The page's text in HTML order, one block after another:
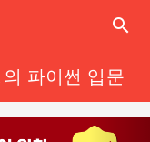
close
search
파이썬 입문